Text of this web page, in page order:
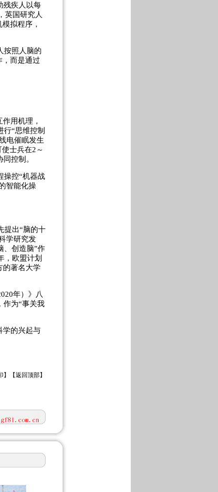
残疾人以每
英国研究人
拟程序，
按照人脑的
，而是通过
用机理，
“思维控制
电催眠发生
士兵在2～
控制。
操控“机器战
智能化操
提出“脑的十
学研究发
、创造脑”作
，欧盟计划
的著名大学
年）》八
作为“事关我
学的兴起与
】【返回顶部】